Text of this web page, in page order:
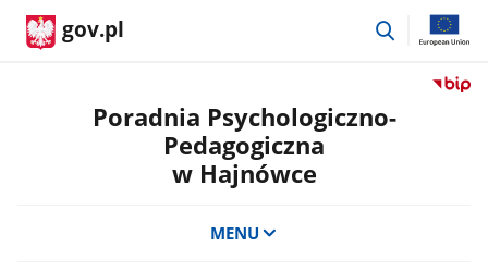
gov.pl
przejdź
Przejdź
Poradnia Psychologiczno-
Pedagogiczna
w Hajnówce
MENU